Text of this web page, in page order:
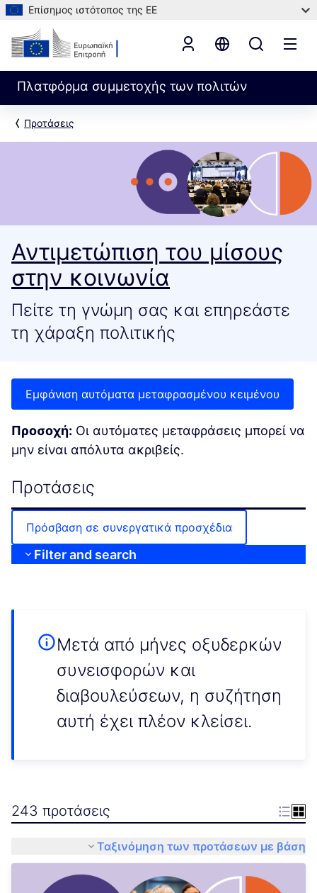
Επίσημος ιστότοπος της ΕΕ
Πλατφόρμα συμμετοχής των πολιτών
Προτάσεις
Αντιμετώπιση του μίσους
στην κοινωνία
Πείτε τη γνώμη σας και επηρεάστε
τη χάραξη πολιτικής
Εμφάνιση αυτόματα μεταφρασμένου κειμένου
Προσοχή: Οι αυτόματες μεταφράσεις μπορεί να
μην είναι απόλυτα ακριβείς.
Προτάσεις
Πρόσβαση σε συνεργατικά προσχέδια
Filter and search
Μετά από μήνες οξυδερκών
συνεισφορών και
διαβουλεύσεων, η συζήτηση
αυτή έχει πλέον κλείσει.
243 προτάσεις
Ταξινόμηση των προτάσεων με βάση